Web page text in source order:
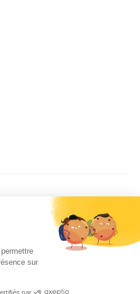
Eternel esprit de plaisir
Odaira Namihei 15/12/2020